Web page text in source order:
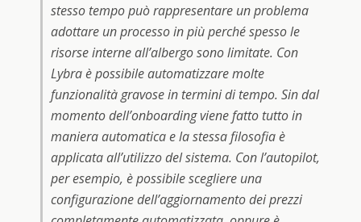
stesso tempo può rappresentare un problema
adottare un processo in più perché spesso le
risorse interne all’albergo sono limitate. Con
Lybra è possibile automatizzare molte
funzionalità gravose in termini di tempo. Sin dal
momento dell’onboarding viene fatto tutto in
maniera automatica e la stessa filosofia è
applicata all’utilizzo del sistema. Con l’autopilot,
per esempio, è possibile scegliere una
configurazione dell’aggiornamento dei prezzi